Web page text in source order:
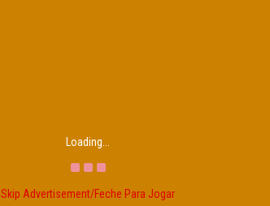
Loading...
Skip Advertisement/Feche Para Jogar